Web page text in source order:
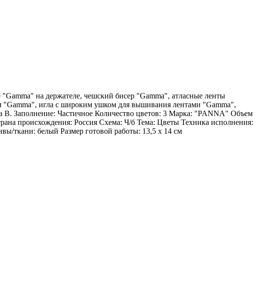
на держателе, чешский бисер "Gamma", атласные ленты
"Gamma", игла с широким ушком для вышивания лентами "Gamma",
Заполнение: Частичное Количество цветов: 3 Марка: "PANNA" Объем
происхождения: Россия Схема: Ч/б Тема: Цветы Техника исполнения:
ткани: белый Размер готовой работы: 13,5 x 14 см